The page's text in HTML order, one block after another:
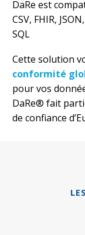
DaRe est
CSV, FHIR,
SQL
Cette solution
conformité
pour vos
DaRe® fait
de confiance